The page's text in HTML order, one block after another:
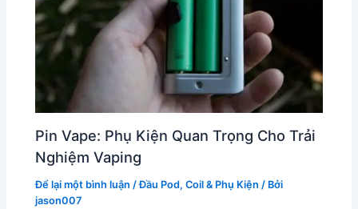
Pin Vape: Phụ Kiện Quan Trọng Cho Trải
Nghiệm Vaping
Để lại một bình luận /Đầu Pod, Coil & Phụ Kiện / Bởi
jason007